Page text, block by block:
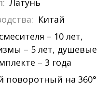
Латунь
Китай
– 10 лет,
– 5 лет, душевые
– 3 года
поворотный на 360°